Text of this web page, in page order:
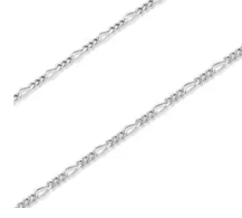
Bijuterii argint placat cu aur
Bijuterii argint cu diverse
materiale
Bijuterii argint cu murano
Bijuterii gotice si rock
Bijuterii Handmade
Bijuterii fantezie
Casete si cutii de bijuterii
Bijuterii tungsten
Accesorii Piele